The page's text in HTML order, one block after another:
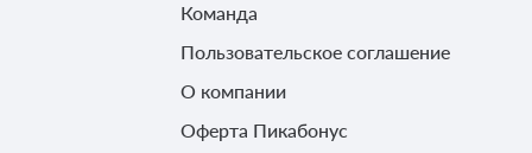
Команда
Пользовательское соглашение
О компании
Оферта Пикабонус